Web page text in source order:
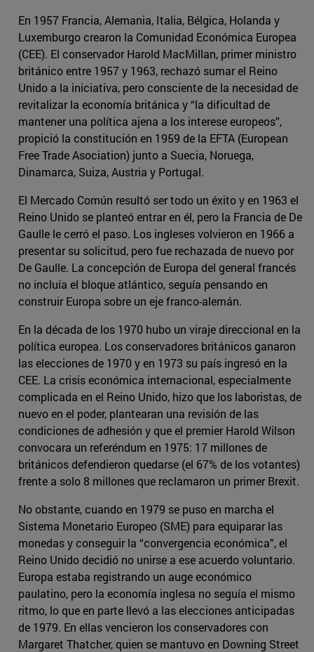
En 1957 Francia, Alemania, Italia, Bélgica, Holanda y
Luxemburgo crearon la Comunidad Económica Europea
(CEE). El conservador Harold MacMillan, primer ministro
británico entre 1957 y 1963, rechazó sumar el Reino
Unido a la iniciativa, pero consciente de la necesidad de
revitalizar la economía británica y “la dificultad de
mantener una política ajena a los interese europeos”,
propició la constitución en 1959 de la EFTA (European
Free Trade Asociation) junto a Suecia, Noruega,
Dinamarca, Suiza, Austria y Portugal.
El Mercado Común resultó ser todo un éxito y en 1963 el
Reino Unido se planteó entrar en él, pero la Francia de De
Gaulle le cerró el paso. Los ingleses volvieron en 1966 a
presentar su solicitud, pero fue rechazada de nuevo por
De Gaulle. La concepción de Europa del general francés
no incluía el bloque atlántico, seguía pensando en
construir Europa sobre un eje franco-alemán.
En la década de los 1970 hubo un viraje direccional en la
política europea. Los conservadores británicos ganaron
las elecciones de 1970 y en 1973 su país ingresó en la
CEE. La crisis económica internacional, especialmente
complicada en el Reino Unido, hizo que los laboristas, de
nuevo en el poder, plantearan una revisión de las
condiciones de adhesión y que el premier Harold Wilson
convocara un referéndum en 1975: 17 millones de
británicos defendieron quedarse (el 67% de los votantes)
frente a solo 8 millones que reclamaron un primer Brexit.
No obstante, cuando en 1979 se puso en marcha el
Sistema Monetario Europeo (SME) para equiparar las
monedas y conseguir la “convergencia económica”, el
Reino Unido decidió no unirse a ese acuerdo voluntario.
Europa estaba registrando un auge económico
paulatino, pero la economía inglesa no seguía el mismo
ritmo, lo que en parte llevó a las elecciones anticipadas
de 1979. En ellas vencieron los conservadores con
Margaret Thatcher, quien se mantuvo en Downing Street